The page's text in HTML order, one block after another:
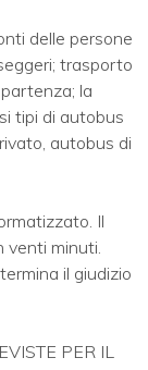
delle persone
trasporto
la
tipi di autobus
autobus di
Il
venti minuti.
il giudizio
PER IL